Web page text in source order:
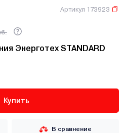
Артикул 173923
Энерготех STANDARD
Купить
В сравнение